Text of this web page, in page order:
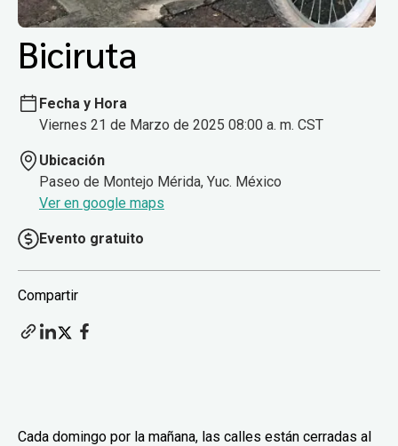
Biciruta
Fecha y Hora
Viernes 21 de Marzo de 2025 08:00 a. m. CST
Ubicación
Paseo de Montejo Mérida, Yuc. México
Ver en google maps
Evento gratuito
Compartir
Cada domingo por la mañana, las calles están cerradas al